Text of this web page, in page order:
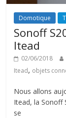
Domotique
Sonoff
Itead
02/06/2018
Itead, objets
Nous allons
Itead, la Sonoff
se